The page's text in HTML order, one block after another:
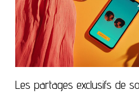
Les partages exclusifs de